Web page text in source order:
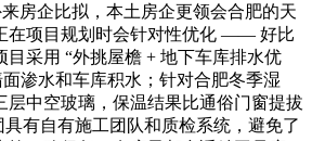
房企比拟，本土房企更领会合肥的天
在项目规划时会针对性优化 —— 好比
目采用 “外挑屋檐 + 地下车库排水优
渗水和车库积水；针对合肥冬季湿
层中空玻璃，保温结果比通俗门窗提拔
有自有施工团队和质检系统，避免了